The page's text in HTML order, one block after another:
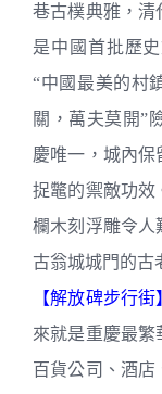
巷古樸典雅，清
是中國首批歷
“中國最美的村
關，萬夫莫開”
慶唯一，城內保
捉鼈的禦敵功效
欄木刻浮雕令人
古翁城城門的古
【解放碑步行街
來就是重慶最繁
百貨公司、酒